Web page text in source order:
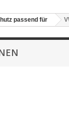
passend für